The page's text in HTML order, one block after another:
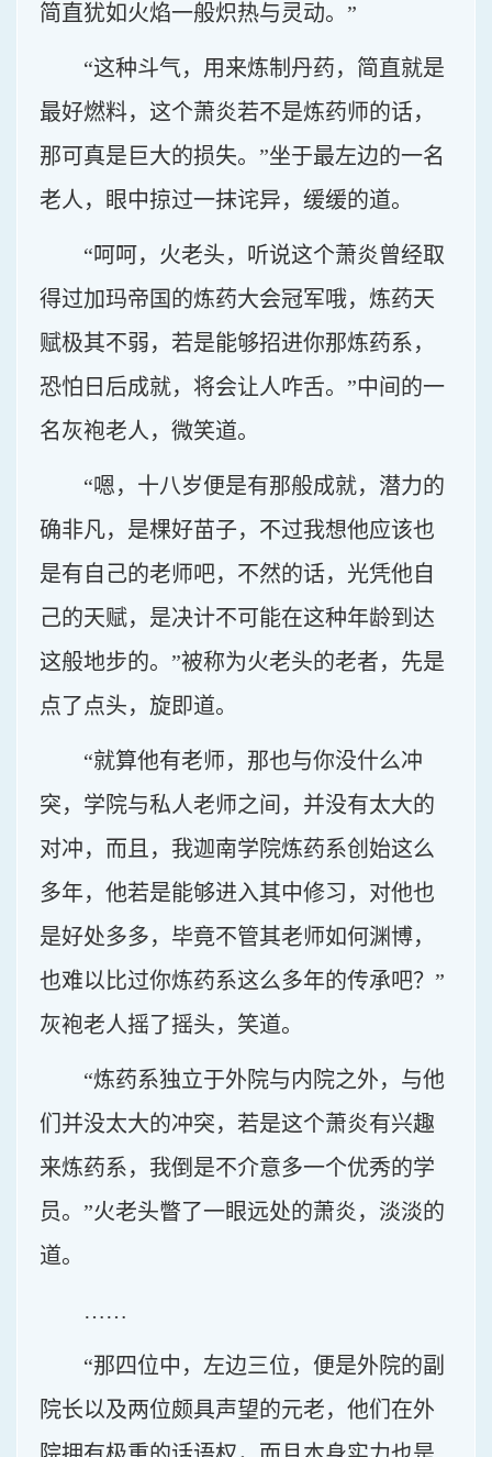
简直犹如火焰一般炽热与灵动。”
“这种斗气，用来炼制丹药，简直就是
最好燃料，这个萧炎若不是炼药师的话，
那可真是巨大的损失。”坐于最左边的一名
老人，眼中掠过一抹诧异，缓缓的道。
“呵呵，火老头，听说这个萧炎曾经取
得过加玛帝国的炼药大会冠军哦，炼药天
赋极其不弱，若是能够招进你那炼药系，
恐怕日后成就，将会让人咋舌。”中间的一
名灰袍老人，微笑道。
“嗯，十八岁便是有那般成就，潜力的
确非凡，是棵好苗子，不过我想他应该也
是有自己的老师吧，不然的话，光凭他自
己的天赋，是决计不可能在这种年龄到达
这般地步的。”被称为火老头的老者，先是
点了点头，旋即道。
“就算他有老师，那也与你没什么冲
突，学院与私人老师之间，并没有太大的
对冲，而且，我迦南学院炼药系创始这么
多年，他若是能够进入其中修习，对他也
是好处多多，毕竟不管其老师如何渊博，
也难以比过你炼药系这么多年的传承吧？”
灰袍老人摇了摇头，笑道。
“炼药系独立于外院与内院之外，与他
们并没太大的冲突，若是这个萧炎有兴趣
来炼药系，我倒是不介意多一个优秀的学
员。”火老头瞥了一眼远处的萧炎，淡淡的
道。
……
“那四位中，左边三位，便是外院的副
院长以及两位颇具声望的元老，他们在外